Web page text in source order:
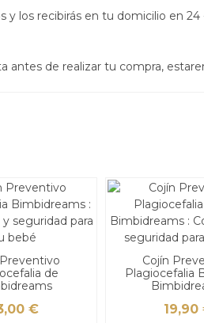
y los recibirás en tu domicilio en
antes de realizar tu compra,
de
€
Cojín
Plagiocefalia
19,90